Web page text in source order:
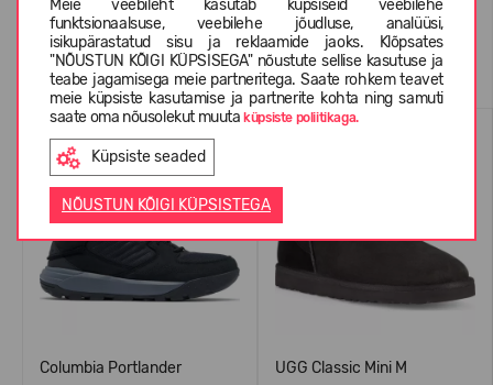
Meie veebileht kasutab küpsiseid veebilehe
funktsionaalsuse, veebilehe jõudluse, analüüsi,
isikupärastatud sisu ja reklaamide jaoks. Klõpsates
"NÕUSTUN KÕIGI KÜPSISEGA" nõustute sellise kasutuse ja
teabe jagamisega meie partneritega. Saate rohkem teavet
meie küpsiste kasutamise ja partnerite kohta ning samuti
saate oma nõusolekut muutaküpsiste poliitikaga.
Küpsiste seaded
NÕUSTUN KÕIGI KÜPSISTEGA
Sarnased tooted
Columbia Portlander UGG Classic Mini M